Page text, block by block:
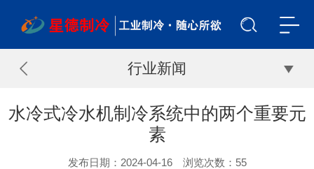
行业新闻
水冷式冷水机制冷系统中的两个重要元
素
发布日期：2024-04-16 浏览次数： 55